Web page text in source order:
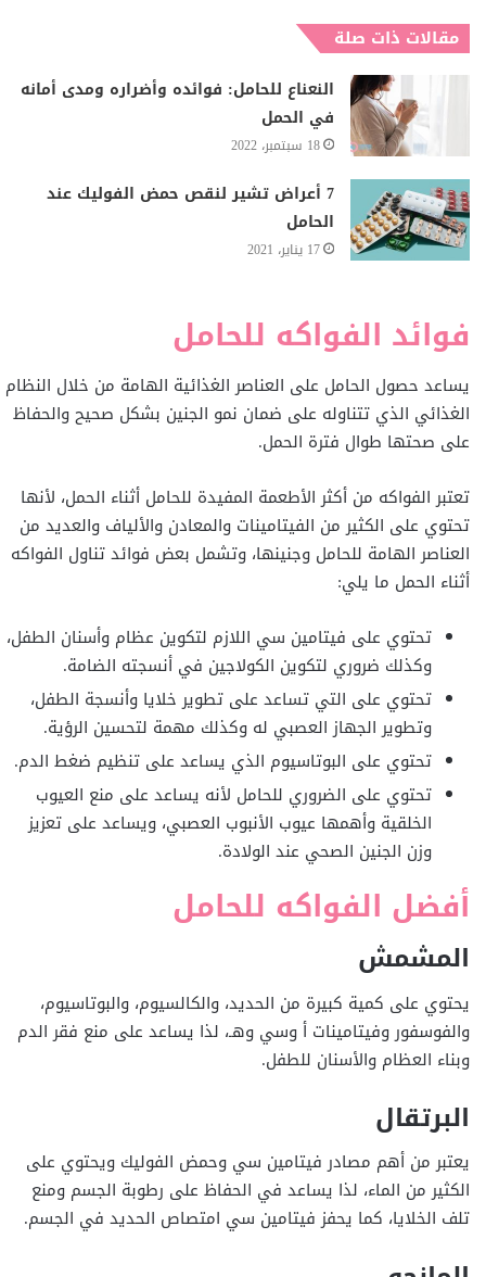
مقالات ذات صلة
النعناع للحامل: فوائده وأضراره ومدى أمانه
في الحمل
18 سبتمبر، 2022
7 أعراض تشير لنقص حمض الفوليك عند
الحامل
17 يناير، 2021
فوائد الفواكه للحامل
يساعد حصول الحامل على العناصر الغذائية الهامة من خلال النظام
الغذائي الذي تتناوله على ضمان نمو الجنين بشكل صحيح والحفاظ
على صحتها طوال فترة الحمل.
تعتبر الفواكه من أكثر الأطعمة المفيدة للحامل أثناء الحمل، لأنها
تحتوي على الكثير من الفيتامينات والمعادن والألياف والعديد من
العناصر الهامة للحامل وجنينها، وتشمل بعض فوائد تناول الفواكه
أثناء الحمل ما يلي:
تحتوي على فيتامين سي اللازم لتكوين عظام وأسنان الطفل،
وكذلك ضروري لتكوين الكولاجين في أنسجته الضامة.
تحتوي على التي تساعد على تطوير خلايا وأنسجة الطفل،
وتطوير الجهاز العصبي له وكذلك مهمة لتحسين الرؤية.
تحتوي على البوتاسيوم الذي يساعد على تنظيم ضغط الدم.
تحتوي على الضروري للحامل لأنه يساعد على منع العيوب
الخلقية وأهمها عيوب الأنبوب العصبي، ويساعد على تعزيز
وزن الجنين الصحي عند الولادة.
أفضل الفواكه للحامل
المشمش
يحتوي على كمية كبيرة من الحديد، والكالسيوم، والبوتاسيوم،
والفوسفور وفيتامينات أ وسي وهـ، لذا يساعد على منع فقر الدم
وبناء العظام والأسنان للطفل.
البرتقال
يعتبر من أهم مصادر فيتامين سي وحمض الفوليك ويحتوي على
الكثير من الماء، لذا يساعد في الحفاظ على رطوبة الجسم ومنع
تلف الخلايا، كما يحفز فيتامين سي امتصاص الحديد في الجسم.